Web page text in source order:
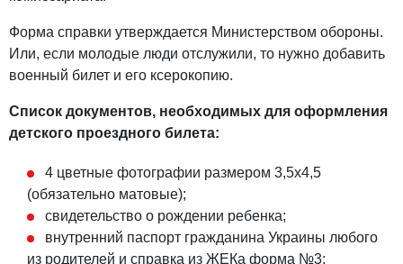
Форма справки утверждается Министерством обороны.
Или, если молодые люди отслужили, то нужно добавить
военный билет и его ксерокопию.
Список документов, необходимых для оформления
детского проездного билета:
4 цветные фотографии размером 3,5х4,5
(обязательно матовые);
свидетельство о рождении ребенка;
внутренний паспорт гражданина Украины любого
из родителей и справка из ЖЕКа форма №3;